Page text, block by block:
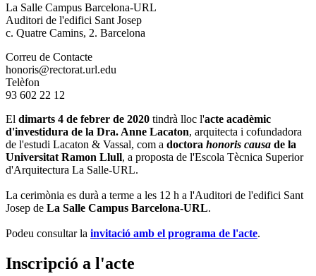
La Salle Campus Barcelona-URL
Auditori de l'edifici Sant Josep
c. Quatre Camins, 2. Barcelona
Correu de Contacte
honoris@rectorat.url.edu
Telèfon
93 602 22 12
El dimarts 4 de febrer de 2020 tindrà lloc l'acte acadèmic
d'investidura de la Dra. Anne Lacaton, arquitecta i cofundadora
de l'estudi Lacaton & Vassal, com a doctora honoris causa de la
Universitat Ramon Llull, a proposta de l'Escola Tècnica Superior
d'Arquitectura La Salle-URL.
La cerimònia es durà a terme a les 12 h a l'Auditori de l'edifici Sant
Josep de La Salle Campus Barcelona-URL.
Podeu consultar la invitació amb el programa de l'acte.
Inscripció a l'acte